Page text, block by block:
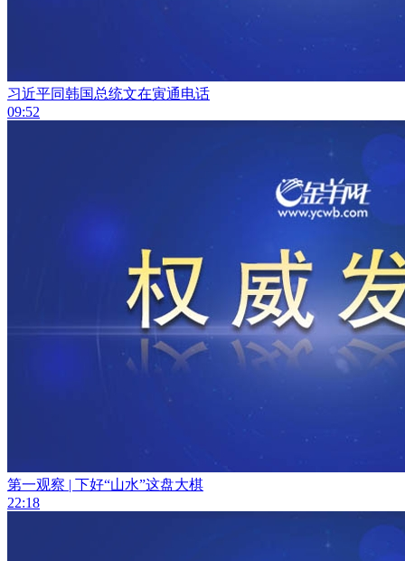
习近平同韩国总统文在寅通电话
09:52
第一观察 | 下好“山水”这盘大棋
22:18